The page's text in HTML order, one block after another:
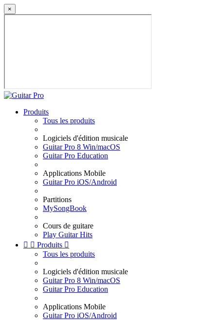
×
Produits
Tous les produits
Logiciels d'édition musicale
Guitar Pro 8 Win/macOS
Guitar Pro Education
Applications Mobile
Guitar Pro iOS/Android
Partitions
MySongBook
Cours de guitare
Play Guitar Hits
  Produits 
Tous les produits
Logiciels d'édition musicale
Guitar Pro 8 Win/macOS
Guitar Pro Education
Applications Mobile
Guitar Pro iOS/Android